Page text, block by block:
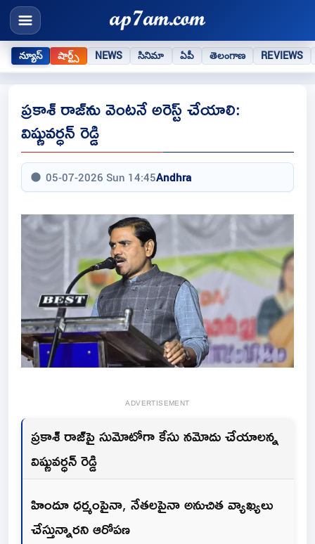
న్యూస్ షార్ట్స్ NEWS సినిమా ఏపీ తెలంగాణ REVIEWS
ప్రకాశ్ రాజ్‌ను వెంటనే అరెస్ట్ చేయాలి:
విష్ణువర్ధన్ రెడ్డి
05-07-2026 Sun 14:45Andhra
ADVERTISEMENT
ప్రకాశ్ రాజ్‌పై సుమోటోగా కేసు నమోదు చేయాలన్న
విష్ణువర్ధన్ రెడ్డి
హిందూ ధర్మంపైనా, నేతలపైనా అనుచిత వ్యాఖ్యలు
చేస్తున్నారని ఆరోపణ